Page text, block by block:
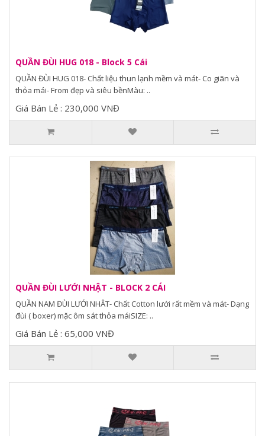
QUẦN ĐÙI HUG 018 - Block 5 Cái
QUẦN ĐÙI HUG 018- Chất liệu thun lạnh mềm và mát- Co giãn và
thỏa mái- From đẹp và siêu bềnMàu: ..
Giá Bán Lẻ : 230,000 VNĐ
QUẦN ĐÙI LƯỚI NHẬT - BLOCK 2 CÁI
QUẦN NAM ĐÙI LƯỚI NHÂT- Chất Cotton lưới rất mềm và mát- Dạng
đùi ( boxer) mặc ôm sát thỏa máiSIZE: ..
Giá Bán Lẻ : 65,000 VNĐ